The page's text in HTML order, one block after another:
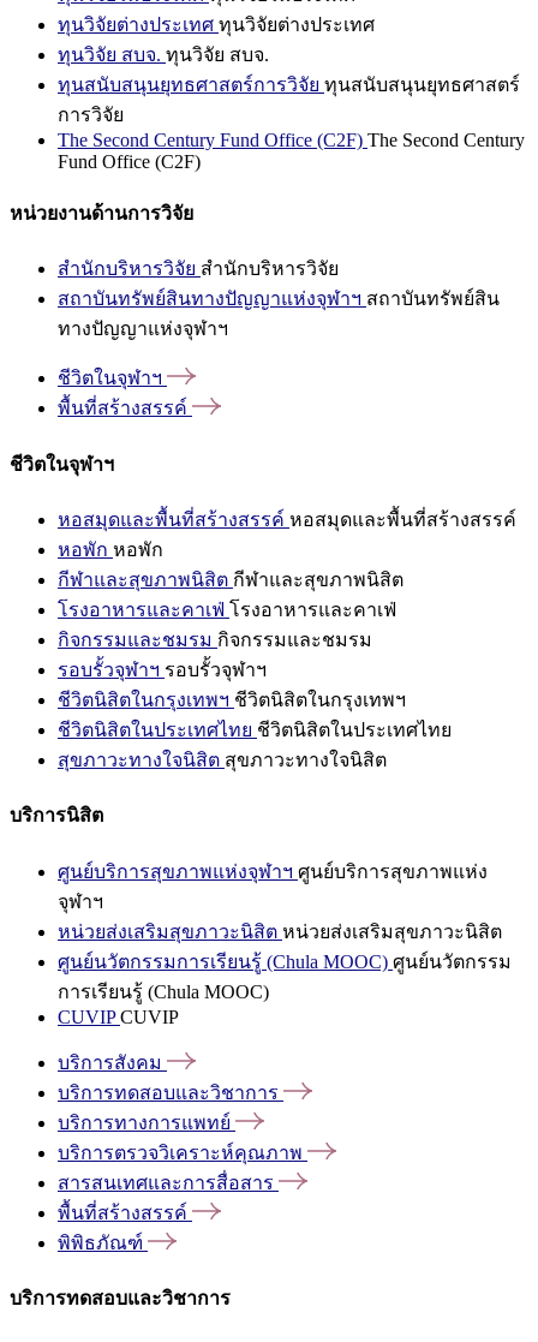
ทุนวิจัยต่างประเทศ ทุนวิจัยต่างประเทศ
ทุนวิจัย สบจ. ทุนวิจัย สบจ.
ทุนสนับสนุนยุทธศาสตร์การวิจัย ทุนสนับสนุนยุทธศาสตร์
การวิจัย
The Second Century Fund Office (C2F) The Second Century
Fund Office (C2F)
หน่วยงานด้านการวิจัย
สำนักบริหารวิจัย สำนักบริหารวิจัย
สถาบันทรัพย์สินทางปัญญาแห่งจุฬาฯ สถาบันทรัพย์สิน
ทางปัญญาแห่งจุฬาฯ
ชีวิตในจุฬาฯ
พื้นที่สร้างสรรค์
ชีวิตในจุฬาฯ
หอสมุดและพื้นที่สร้างสรรค์ หอสมุดและพื้นที่สร้างสรรค์
หอพัก หอพัก
กีฬาและสุขภาพนิสิต กีฬาและสุขภาพนิสิต
โรงอาหารและคาเฟ่ โรงอาหารและคาเฟ่
กิจกรรมและชมรม กิจกรรมและชมรม
รอบรั้วจุฬาฯ รอบรั้วจุฬาฯ
ชีวิตนิสิตในกรุงเทพฯ ชีวิตนิสิตในกรุงเทพฯ
ชีวิตนิสิตในประเทศไทย ชีวิตนิสิตในประเทศไทย
สุขภาวะทางใจนิสิต สุขภาวะทางใจนิสิต
บริการนิสิต
ศูนย์บริการสุขภาพแห่งจุฬาฯ ศูนย์บริการสุขภาพแห่ง
จุฬาฯ
หน่วยส่งเสริมสุขภาวะนิสิต หน่วยส่งเสริมสุขภาวะนิสิต
ศูนย์นวัตกรรมการเรียนรู้ (Chula MOOC) ศูนย์นวัตกรรม
การเรียนรู้ (Chula MOOC)
CUVIPCUVIP
บริการสังคม
บริการทดสอบและวิชาการ
บริการทางการแพทย์
บริการตรวจวิเคราะห์คุณภาพ
สารสนเทศและการสื่อสาร
พื้นที่สร้างสรรค์
พิพิธภัณฑ์
บริการทดสอบและวิชาการ